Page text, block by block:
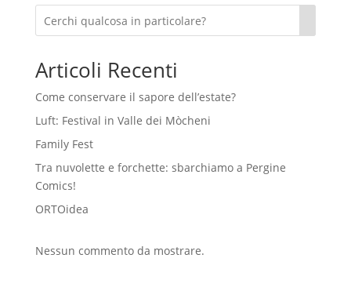
Articoli Recenti
Come conservare il sapore dell’estate?
Luft: Festival in Valle dei Mòcheni
Family Fest
Tra nuvolette e forchette: sbarchiamo a Pergine
Comics!
ORTOidea
Nessun commento da mostrare.